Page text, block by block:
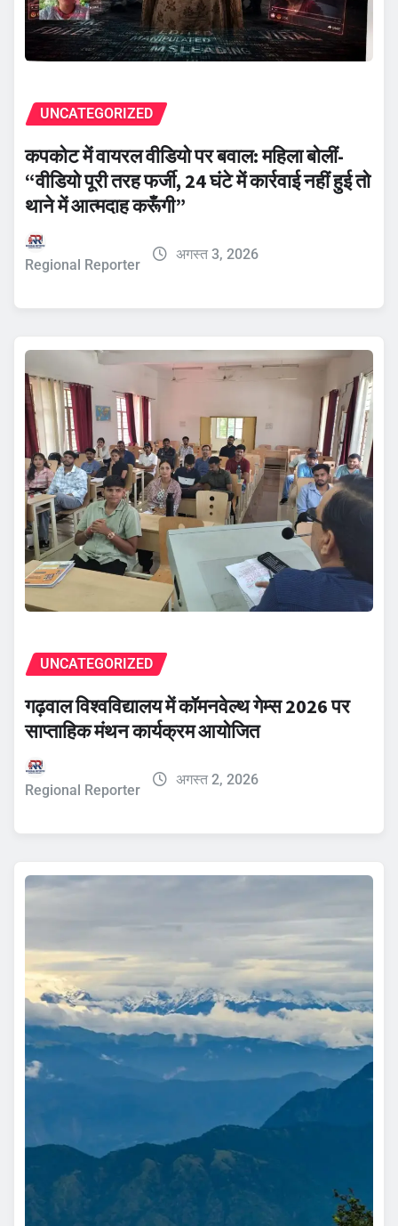
UNCATEGORIZED
कपकोट में वायरल वीडियो पर बवाल: महिला बोलीं-
“वीडियो पूरी तरह फर्जी, 24 घंटे में कार्रवाई नहीं हुई तो
थाने में आत्मदाह करूँगी”
Regional Reporter
अगस्त 3, 2026
UNCATEGORIZED
गढ़वाल विश्वविद्यालय में कॉमनवेल्थ गेम्स 2026 पर
साप्ताहिक मंथन कार्यक्रम आयोजित
Regional Reporter
अगस्त 2, 2026